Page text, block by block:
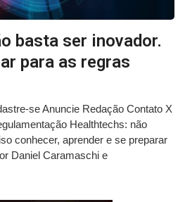
basta ser inovador.
para as regras
se Anuncie Redação Contato X
Healthtechs: não
conhecer, aprender e se preparar
Daniel Caramaschi e